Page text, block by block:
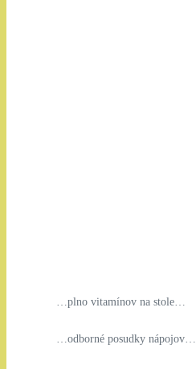
…plno vitamínov na stole…
…odborné posudky nápojov…